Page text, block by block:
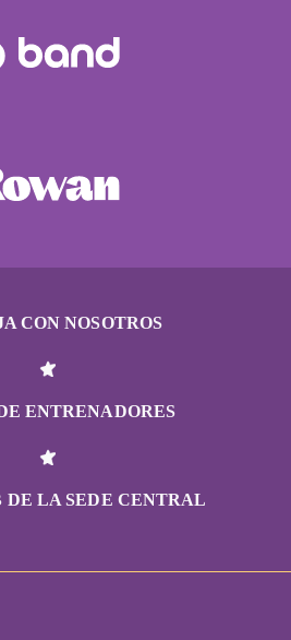
CON NOSOTROS
ENTRENADORES
DE LA SEDE CENTRAL